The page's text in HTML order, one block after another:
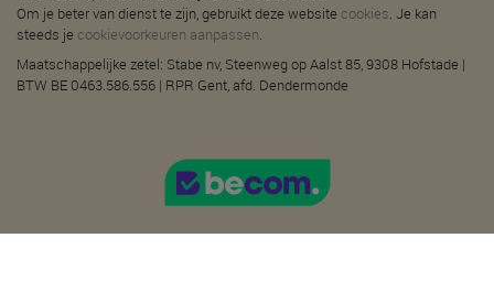
Om je beter van dienst te zijn, gebruikt deze website cookies. Je kan
steeds je cookievoorkeuren aanpassen.
Maatschappelijke zetel: Stabe nv, Steenweg op Aalst 85, 9308 Hofstade |
BTW BE 0463.586.556 | RPR Gent, afd. Dendermonde